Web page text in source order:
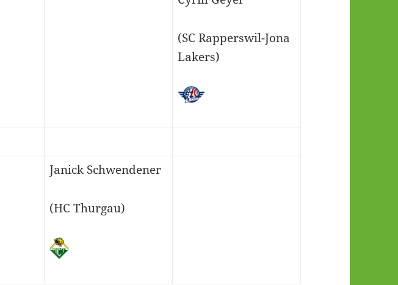
(SC Rapperswil-Jona
Lakers)
Janick Schwendener
(HC Thurgau)